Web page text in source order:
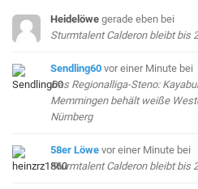
Heidelöwe gerade eben bei
Sturmtalent Calderon bleibt bis
Sendling60 vor einer Minute bei
Das Regionalliga-Steno:
Memmingen behält weiße
Nürnberg
58er Löwe vor einer Minute bei
Sturmtalent Calderon bleibt bis